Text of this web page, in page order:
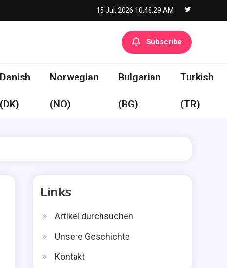
15 Jul, 2026 10:48:30 AM
Subscribe
Danish
(DK)
Norwegian
(NO)
Bulgarian
(BG)
Turkish
(TR)
Links
Artikel durchsuchen
Unsere Geschichte
Kontakt